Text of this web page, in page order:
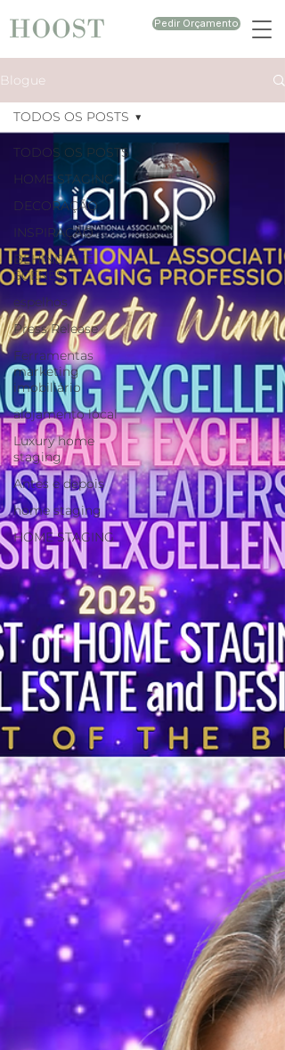
Pedir Orçamento
Blogue
TODOS OS POSTS
HOME STAGING
DECORAÇÃO
INSPIRAÇÃO
BEHIND THE
SCENES
espelhos
Press Release
Ferramentas
marketing
imobiliário
alojamento local
Luxury home
staging
Antes e depois
home staging
HOME STAGING
TODOS OS POSTS